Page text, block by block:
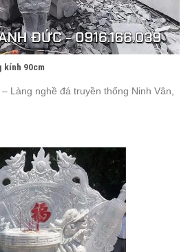
kính 90cm
Làng nghề đá truyền thống Ninh Vân,